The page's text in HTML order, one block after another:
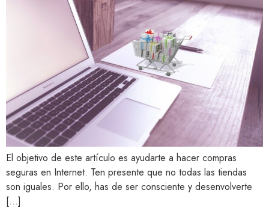
El objetivo de este artículo es ayudarte a hacer compras
seguras en Internet. Ten presente que no todas las tiendas
son iguales. Por ello, has de ser consciente y desenvolverte
[…]